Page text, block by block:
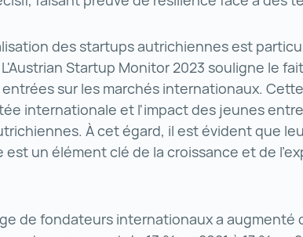
des startups autrichiennes est
Startup Monitor 2023 souligne le
sur les marchés internationaux.
internationale et l'impact des jeunes
À cet égard, il est évident que
un élément clé de la croissance et de
de fondateurs internationaux a augmenté